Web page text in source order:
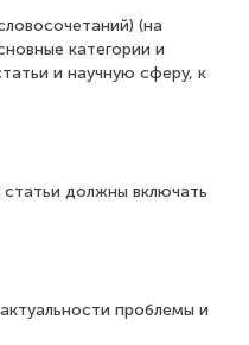
(на
категории и
и научную сферу, к
должны включать
проблемы и